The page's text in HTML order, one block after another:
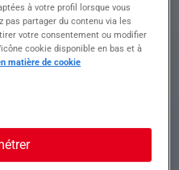
12.50€ brut/h +
ou le
à votre profil lorsque vous
pas partager du contenu via les
votre consentement ou modifier
cookie disponible en bas et à
matière de cookie